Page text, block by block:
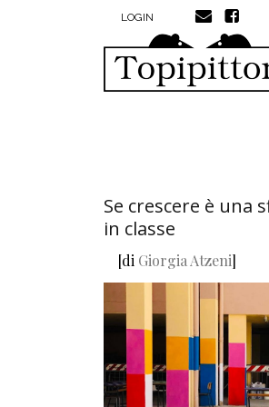
Salta al contenuto principale
MENU PROFILO UTENTE
LOGIN
Se crescere è una
in classe
[di Giorgia Atzeni]